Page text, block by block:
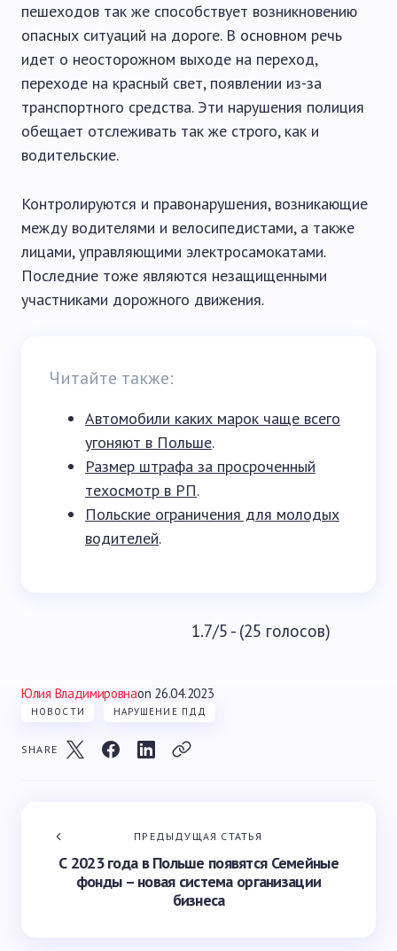
пешеходов так же способствует возникновению
опасных ситуаций на дороге. В основном речь
идет о неосторожном выходе на переход,
переходе на красный свет, появлении из-за
транспортного средства. Эти нарушения полиция
обещает отслеживать так же строго, как и
водительские.
Контролируются и правонарушения, возникающие
между водителями и велосипедистами, а также
лицами, управляющими электросамокатами.
Последние тоже являются незащищенными
участниками дорожного движения.
Читайте также:
Автомобили каких марок чаще всего
угоняют в Польше.
Размер штрафа за просроченный
техосмотр в РП.
Польские ограничения для молодых
водителей.
1.7/5 - (25 голосов)
Юлия Владимировнаon 26.04.2023
НОВОСТИ НАРУШЕНИЕ ПДД
SHARE
ПРЕДЫДУЩАЯ СТАТЬЯ
С 2023 года в Польше появятся Семейные
фонды – новая система организации
бизнеса